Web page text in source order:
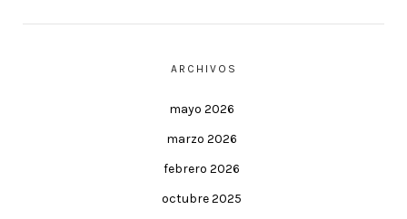
ARCHIVOS
mayo 2026
marzo 2026
febrero 2026
octubre 2025